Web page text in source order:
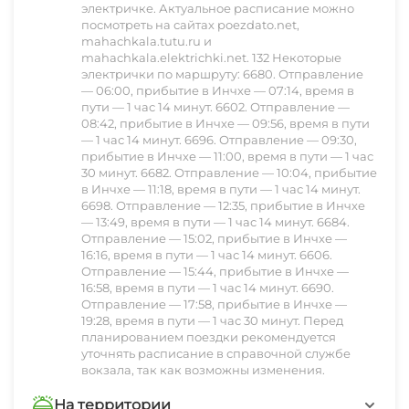
чувствовал себя как дома. Мы предвидели все
ваши потребности и желания, чтобы вы могли
погрузиться в атмосферу безмятежности и
комфорта.
вас ожидает настоящий кулинарный праздник!
В нашем ресторане сочетаются кавказская
страсть к ароматным и богато приправленным
блюдам и утонченные европейские
кулинарные традиции. Особенной
популярностью пользуются блюда,
приготовленные на мангале. Шашлыки из
сочного мяса, прожаренные до золотистой
корочки, и свежие овощи, пропитанные
дымком, — это лишь малая часть того, что мы
можем вам предложить.
Не оставит вас равнодушными и наша пицца,
выпеченная в настоящей дровяной печи.
Настоящие гурманы оценят хрустящую корочку
и нежную начинку, а процесс приготовления
под открытым небом создаст особую
атмосферу, доставляя истинное наслаждение
вашему вкусу.
Провести время в гостевом доме «Бриз» —
значит раствориться в уюте и гостеприимстве.
Здесь каждый найдет для себя идеальное
место для отдыха, будь то тихий вечер с семьей
или шумный банкет с друзьями. Наш персонал
позаботится о том, чтобы ваше пребывание
было максимально комфортным и
запоминающимся.
Для любителей активного отдыха у нас
электричке. Актуальное расписание можно
посмотреть на сайтах poezdato.net,
mahachkala.tutu.ru и
mahachkala.elektrichki.net. 132 Некоторые
электрички по маршруту: 6680. Отправление
— 06:00, прибытие в Инчхе — 07:14, время в
пути — 1 час 14 минут. 6602. Отправление —
08:42, прибытие в Инчхе — 09:56, время в пути
— 1 час 14 минут. 6696. Отправление — 09:30,
прибытие в Инчхе — 11:00, время в пути — 1 час
30 минут. 6682. Отправление — 10:04, прибытие
в Инчхе — 11:18, время в пути — 1 час 14 минут.
6698. Отправление — 12:35, прибытие в Инчхе
— 13:49, время в пути — 1 час 14 минут. 6684.
Отправление — 15:02, прибытие в Инчхе —
16:16, время в пути — 1 час 14 минут. 6606.
Отправление — 15:44, прибытие в Инчхе —
16:58, время в пути — 1 час 14 минут. 6690.
Отправление — 17:58, прибытие в Инчхе —
19:28, время в пути — 1 час 30 минут. Перед
планированием поездки рекомендуется
уточнять расписание в справочной службе
вокзала, так как возможны изменения.
На территории